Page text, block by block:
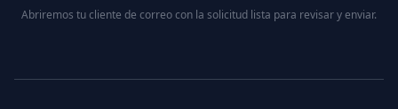
Abriremos tu cliente de correo con la solicitud lista para revisar y enviar.